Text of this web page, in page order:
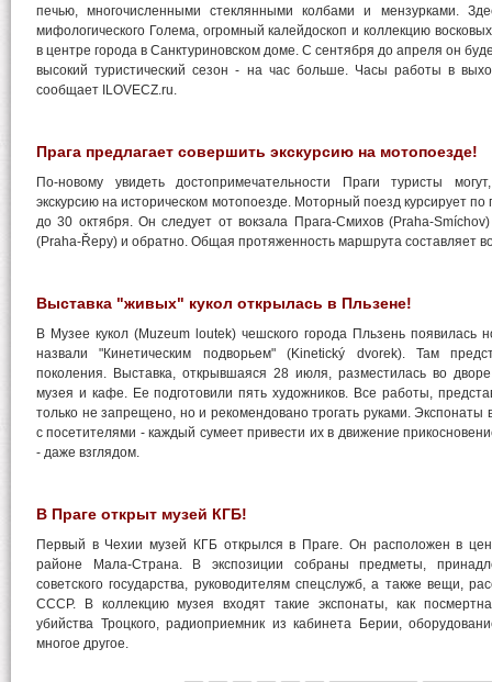
печью, многочисленными стеклянными колбами и мензурками.
мифологического Голема, огромный калейдоскоп и коллекцию
в центре города в Санктуриновском доме. С сентября до апреля он
высокий туристический сезон - на час больше. Часы работы в
сообщает ILOVECZ.ru.
Прага предлагает совершить экскурсию на мотопоезде!
По-новому увидеть достопримечательности Праги туристы
экскурсию на историческом мотопоезде. Моторный поезд курсирует
до 30 октября. Он следует от вокзала Прага-Смихов (Praha-
(Praha-Řepy) и обратно. Общая протяженность маршрута составляет
Выставка "живых" кукол открылась в Пльзене!
В Музее кукол (Muzeum loutek) чешского города Пльзень появилась
назвали "Кинетическим подворьем" (Kinetický dvorek). Там
поколения. Выставка, открывшаяся 28 июля, разместилась во
музея и кафе. Ее подготовили пять художников. Все работы,
только не запрещено, но и рекомендовано трогать руками. Экспонаты
с посетителями - каждый сумеет привести их в движение
- даже взглядом.
В Праге открыт музей КГБ!
Первый в Чехии музей КГБ открылся в Праге. Он расположен в
районе Мала-Страна. В экспозиции собраны предметы,
советского государства, руководителям спецслужб, а также вещи,
СССР. В коллекцию музея входят такие экспонаты, как
убийства Троцкого, радиоприемник из кабинета Берии,
многое другое.